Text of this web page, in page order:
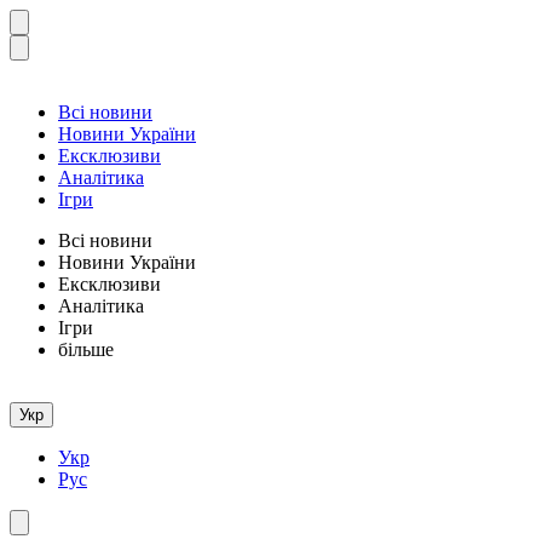
Всі новини
Новини України
Ексклюзиви
Аналітика
Ігри
Всі новини
Новини України
Ексклюзиви
Аналітика
Ігри
більше
Укр
Укр
Рус